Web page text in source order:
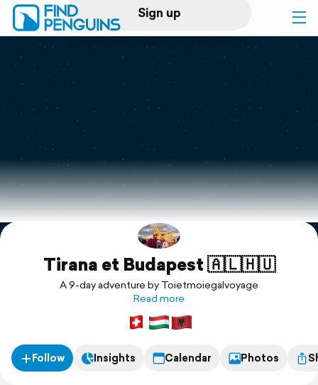
Sign up
Log in
Print a book
Flyover video
Explore
Support
Tirana et Budapest 🇦🇱🇭🇺
A 9-day adventure by Toietmoiegalvoyage
Read more
Follow Insights Calendar Photos